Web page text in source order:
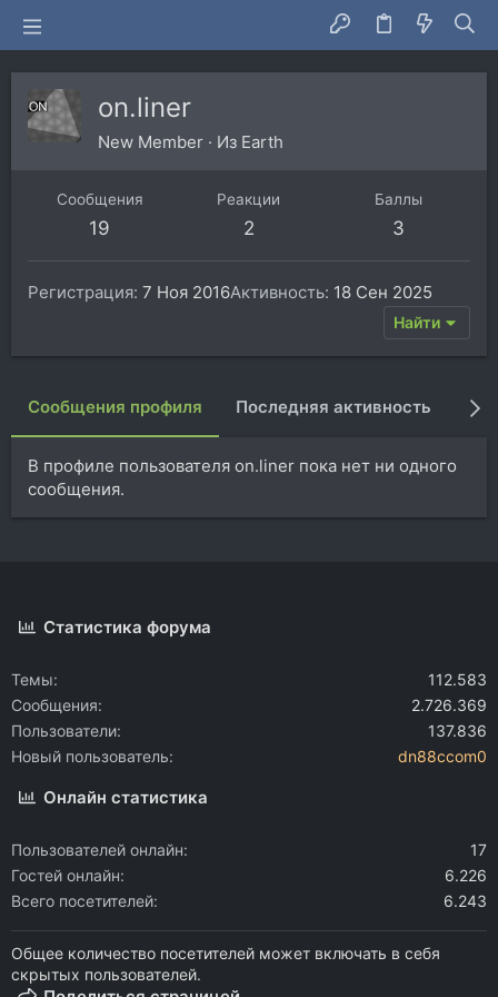
on.liner
New Member · Из Earth
Сообщения
19
Реакции
2
Баллы
3
Регистрация 7 Ноя 2016Активность 18 Сен 2025
Найти
Сообщения профиля Последняя активность
В профиле пользователя on.liner пока нет ни одного
сообщения.
Статистика форума
Темы
112.583
Сообщения
2.726.369
Пользователи
137.836
Новый пользователь
dn88ccom0
Онлайн статистика
Пользователей онлайн
17
Гостей онлайн
6.226
Всего посетителей
6.243
Общее количество посетителей может включать в себя
скрытых пользователей.